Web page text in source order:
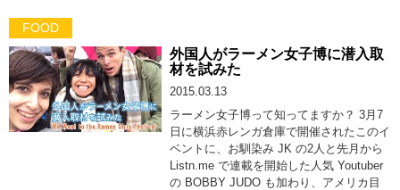
FOOD
外国人がラーメン女子博に潜入取
材を試みた
2015.03.13
ラーメン女子博って知ってますか？ 3月7
日に横浜赤レンガ倉庫で開催されたこのイ
ベントに、お馴染み JK の2人と先月から
Listn.me で連載を開始した人気 Youtuber
の BOBBY JUDO も加わり、アメリカ目